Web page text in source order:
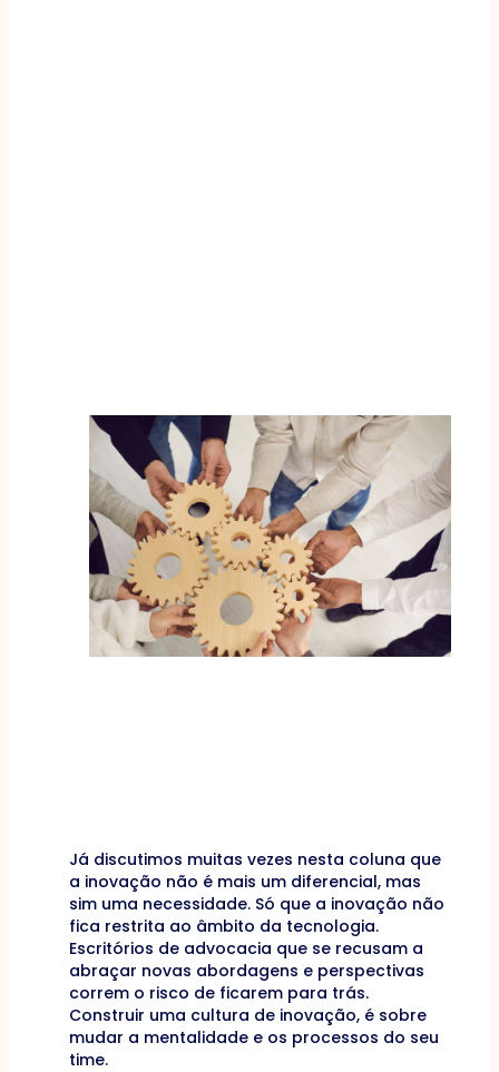
Já discutimos muitas vezes nesta coluna que
a inovação não é mais um diferencial, mas
sim uma necessidade. Só que a inovação não
fica restrita ao âmbito da tecnologia.
Escritórios de advocacia que se recusam a
abraçar novas abordagens e perspectivas
correm o risco de ficarem para trás.
Construir uma cultura de inovação, é sobre
mudar a mentalidade e os processos do seu
time.